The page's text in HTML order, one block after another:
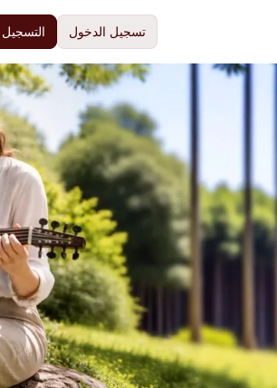
تسجيل الدخول التسجيل